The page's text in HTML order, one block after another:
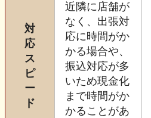
対
応
ス
ピ
ー
ド
近隣に店舗が
なく、出張対
応に時間がか
かる場合や、
振込対応が多
いため現金化
まで時間がか
かることがあ